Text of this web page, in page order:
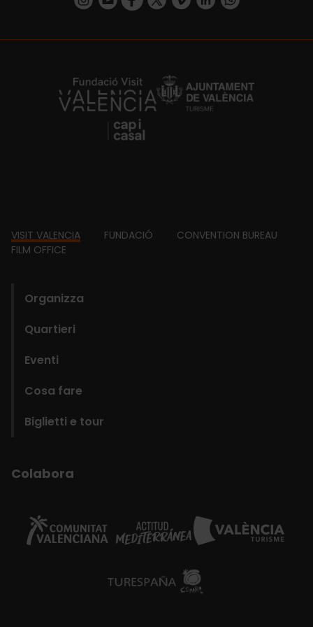
https://fundacion.visitvalencia.com/
Footer
VISIT VALENCIA FUNDACIÓ
CONVENTION BUREAU
FILM OFFICE
Organizza
Quartieri
Eventi
Cosa fare
Biglietti e tour
Colabora